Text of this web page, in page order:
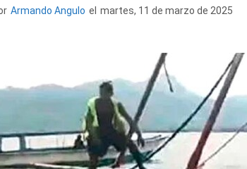
Armando Angulo el martes, 11 de marzo de 2025